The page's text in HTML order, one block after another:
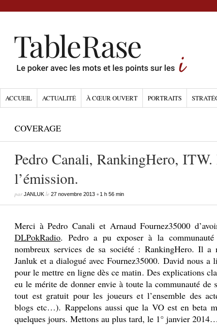
ACCUEIL ACTUALITÉ À CŒUR OUVERT PORTRAITS
COVERAGE
Pedro Canali, RankingHero, ITW.
l’émission.
parJANLUK le 27 novembre 2013 • 1 h 56 min
Merci à Pedro Canali et Arnaud Fournez35000
DLPokRadio. Pedro a pu exposer à la
nombreux services de sa société : RankingHero. Il a
Janluk et a dialogué avec Fournez35000. David nous a
pour le mettre en ligne dès ce matin. Des explications
eu le mérite de donner envie à toute la communauté de
tout est gratuit pour les joueurs et l’ensemble des
blogs etc…). Rappelons aussi que la VO est en beta
quelques jours. Mettons au plus tard, le 1° janvier